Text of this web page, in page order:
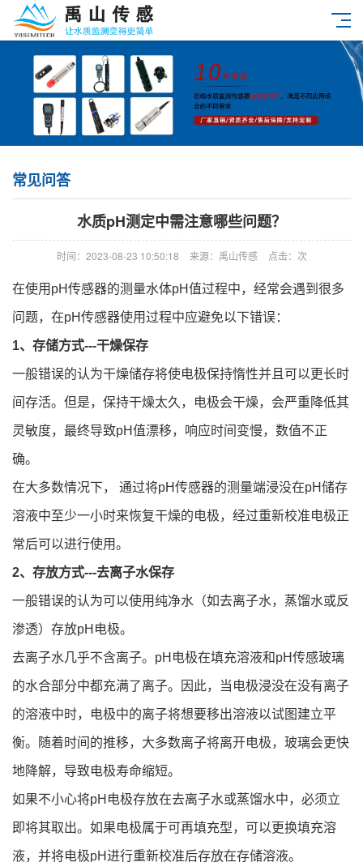
常见问答
水质pH测定中需注意哪些问题？
时间：2023-08-23 10:50:18 来源：禹山传感 点击： 次
在使用pH传感器的测量水体pH值过程中，经常会遇到很多
问题，在pH传感器使用过程中应避免以下错误：
1、存储方式---干燥保存
一般错误的认为干燥储存将使电极保持惰性并且可以更长时
间存活。但是，保持干燥太久，电极会干燥，会严重降低其
灵敏度，最终导致pH值漂移，响应时间变慢，数值不正
确。
在大多数情况下， 通过将pH传感器的测量端浸没在pH储存
溶液中至少一小时来恢复干燥的电极，经过重新校准电极正
常后可以进行使用。
2、存放方式---去离子水保存
一般错误的认为可以使用纯净水（如去离子水，蒸馏水或反
渗透）存放pH电极。
去离子水几乎不含离子。pH电极在填充溶液和pH传感玻璃
的水合部分中都充满了离子。因此，当电极浸没在没有离子
的溶液中时，电极中的离子将想要移出溶液以试图建立平
衡。随着时间的推移，大多数离子将离开电极，玻璃会更快
地降解，导致电极寿命缩短。
如果不小心将pH电极存放在去离子水或蒸馏水中，必须立
即将其取出。如果电极属于可再填充型，可以更换填充溶
液，并将电极pH进行重新校准后存放在存储溶液。